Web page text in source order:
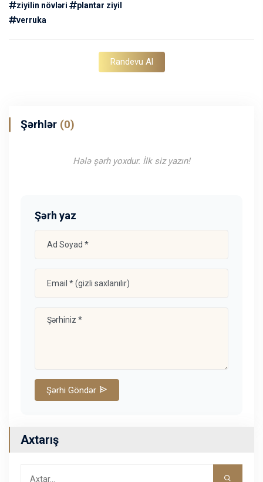
ziyilin növləri
plantar ziyil
verruka
Randevu Al
Şərhlər (0)
Hələ şərh yoxdur. İlk siz yazın!
Şərh yaz
Şərhi Göndər
Axtarış